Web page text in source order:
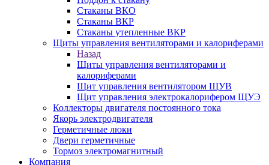
Стаканы ВКО
Стаканы ВКР
Стаканы утепленные ВКР
Щиты управления вентиляторами и калориферами
Назад
Щиты управления вентиляторами и
калориферами
Щит управления вентилятором ЩУВ
Щит управления электрокалорифером ЩУЭ
Коллекторы двигателя постоянного тока
Якорь электродвигателя
Герметичные люки
Двери герметичные
Тормоз электромагнитный
Компания